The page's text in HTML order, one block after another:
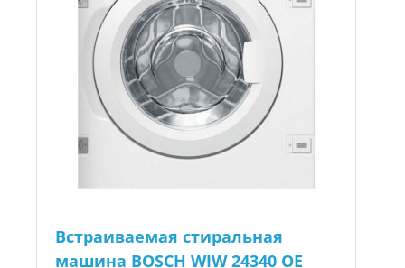
Встраиваемая стиральная
машина BOSCH WIW 24340 OE